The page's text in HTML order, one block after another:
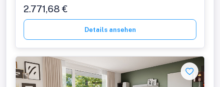
2.771,68 €
Details ansehen